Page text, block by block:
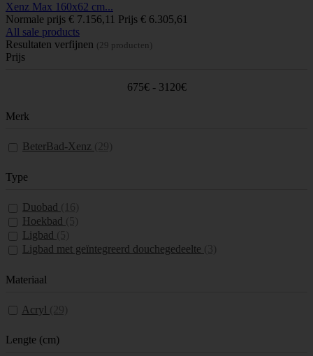
Xenz Max 160x62 cm...
Normale prijs € 7.156,11 Prijs € 6.305,61
All sale products
Resultaten verfijnen (29 producten)
Prijs
675€ - 3120€
Merk
BeterBad-Xenz
Type
Duobad
Hoekbad
Ligbad
Ligbad met geïntegreerd douchegedeelte
Materiaal
Acryl
Lengte (cm)